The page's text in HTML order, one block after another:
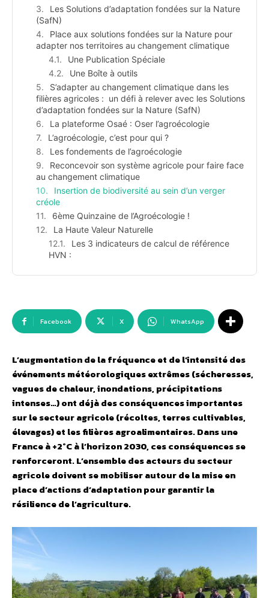
Les Solutions d’adaptation fondées sur la Nature
(SafN)
Place aux solutions fondées sur la Nature pour
adapter nos territoires au changement climatique
Une Publication Spéciale
Une Boîte à outils
S’adapter au changement climatique dans les
filières agricoles : un défi à relever avec les Solutions
d’adaptation fondées sur la Nature (SafN)
La plateforme Osaé : Oser l’agroécologie
L’agroécologie, c’est pour qui ?
Les fondements de l’agroécologie
Reconcevoir son système agricole pour faire face
au changement climatique
Insertion de biodiversité au sein d’un verger
créole
6ème Quinzaine de l’Agroécologie !
La Haute Valeur Naturelle
Les 3 indicateurs de calcul de référence
HVN :
Facebook X WhatsApp
L’augmentation de la fréquence et de l’intensité des
événements météorologiques extrêmes (sécheresses,
vagues de chaleur, inondations, précipitations
intenses…) ont déjà des conséquences importantes
sur le secteur agricole (récoltes, terres cultivables,
élevages) et les filières agroalimentaires. Dans une
France à +2°C à l’horizon 2030, ces conséquences se
renforceront. L’ensemble des acteurs du secteur
agricole doivent se mobiliser autour de la mise en
place d’actions d’adaptation pour garantir la
résilience de l’agriculture.